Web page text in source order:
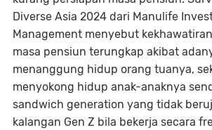
Diverse Asia 2024 dari Manulife
Management menyebut
masa pensiun terungkap akibat
menanggung hidup orang tuanya,
menyokong hidup anak-anaknya
sandwich generation yang tidak
kalangan Gen Z bila bekerja secara